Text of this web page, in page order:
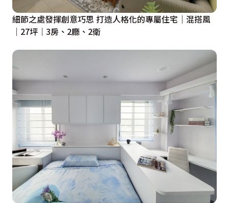
細節之處發揮創意巧思 打造人格化的專屬住宅｜混搭風
｜27坪｜3房、2廳、2衛